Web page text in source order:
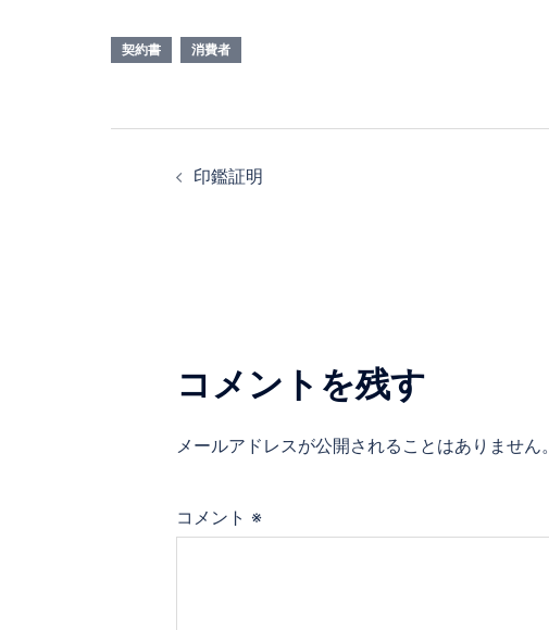
契約書 消費者
印鑑証明
コメントを残す
メールアドレスが公開されることはありません。
コメント ※